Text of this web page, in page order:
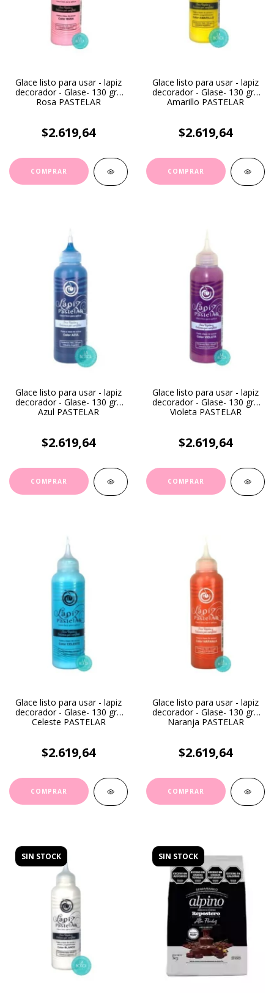
Glace listo para usar - lapiz
decorador - Glase- 130 gr -
Rosa PASTELAR
$2.619,64
Glace listo para usar - lapiz
decorador - Glase- 130 gr -
Amarillo PASTELAR
$2.619,64
Glace listo para usar - lapiz
decorador - Glase- 130 gr -
Azul PASTELAR
$2.619,64
Glace listo para usar - lapiz
decorador - Glase- 130 gr -
Violeta PASTELAR
$2.619,64
Glace listo para usar - lapiz
decorador - Glase- 130 gr -
Celeste PASTELAR
$2.619,64
Glace listo para usar - lapiz
decorador - Glase- 130 gr -
Naranja PASTELAR
$2.619,64
SIN STOCK SIN STOCK